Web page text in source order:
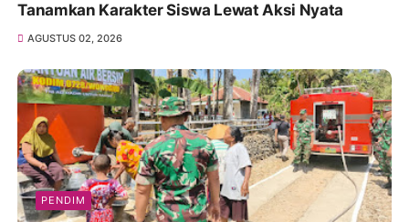
Tanamkan Karakter Siswa Lewat Aksi Nyata
AGUSTUS 02, 2026
PENDIM